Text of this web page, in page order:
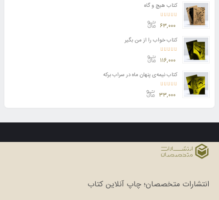
کتاب هیچ و گاه
امتیاز5.00 از 5 ۶۳,۰۰۰
کتاب خواب را از من بگیر
امتیاز5.00 از 5 ۱۱۶,۰۰۰
کتاب نیمه‌ی پنهان ماه در سراب برکه
امتیاز5.00 از 5 ۳۳,۰۰۰
انتشارات متخصصان؛ چاپ آنلاین کتاب